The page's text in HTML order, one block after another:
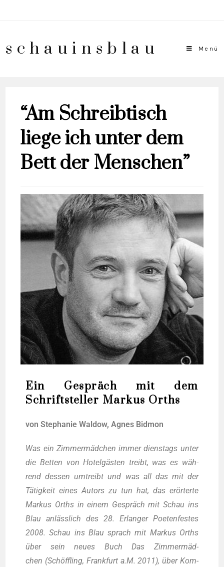
schauinsblau Menü
“Am Schreibtisch
liege ich unter dem
Bett der Menschen”
Ein Gespräch mit dem
Schriftsteller Markus Orths
von Ste­pha­nie Wal­dow, Agnes Bidmon
Was ein Zim­mer­mäd­chen immer diens­tags unter
die Bet­ten von Hotel­gäs­ten treibt, was es wäh­
rend des­sen umtreibt und was all das mit der
Tätig­keit eines Autors zu tun hat, das erör­ter­te
Mar­kus Orths in einem Gespräch mit Schau ins
Blau anläss­lich des 28. Erlan­ger Poe­ten­fes­tes
2008. Schau ins Blau sprach mit Mar­kus Orths
über sein neu­es Buch Das Zim­mer­mäd­
chen (Schöff­ling, Frank­furt a.M. 2011), über Kom­